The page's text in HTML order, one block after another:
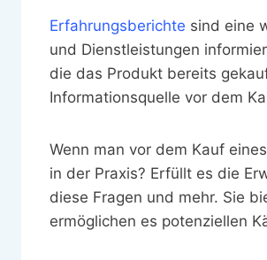
Erfahrungsberichte sind eine
und Dienstleistungen
die das Produkt bereits
Informationsquelle vor dem
Wenn man vor dem Kauf
in der Praxis? Erfüllt es die
diese Fragen und mehr. Sie
ermöglichen es potenziellen